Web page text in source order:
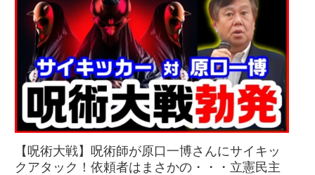
【呪術大戦】呪術師が原口一博さんにサイキッ
クアタック！依頼者はまさかの・・・立憲民主